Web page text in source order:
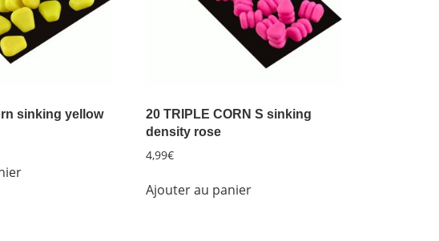
sinking yellow
20 TRIPLE CORN S sinking
density rose
4,99€
Ajouter au panier